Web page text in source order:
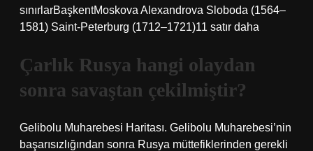
sınırlarBaşkentMoskova Alexandrova Sloboda (1564–
1581) Saint-Peterburg (1712–1721)11 satır daha
Çarlık Rusya hangi olaydan
sonra savaştan çekilmiştir?
Gelibolu Muharebesi Haritası. Gelibolu Muharebesi’nin
başarısızlığından sonra Rusya müttefiklerinden gerekli